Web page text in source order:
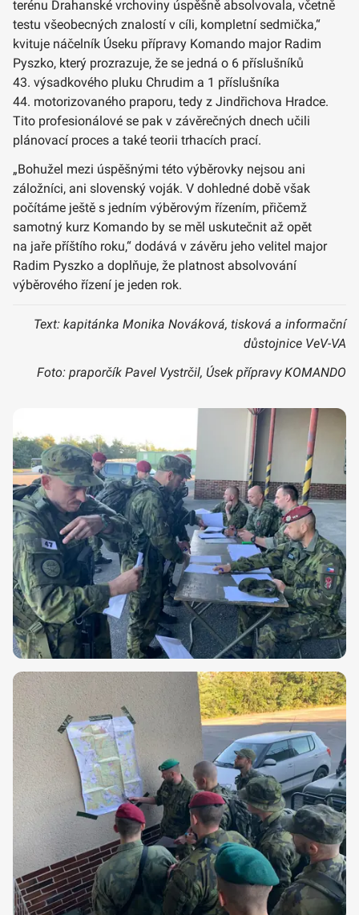
terénu Drahanské vrchoviny úspěšně absolvovala, včetně
testu všeobecných znalostí v cíli, kompletní sedmička,“
kvituje náčelník Úseku přípravy Komando major Radim
Pyszko, který prozrazuje, že se jedná o 6 příslušníků
43. výsadkového pluku Chrudim a 1 příslušníka
44. motorizovaného praporu, tedy z Jindřichova Hradce.
Tito profesionálové se pak v závěrečných dnech učili
plánovací proces a také teorii trhacích prací.
„Bohužel mezi úspěšnými této výběrovky nejsou ani
záložníci, ani slovenský voják. V dohledné době však
počítáme ještě s jedním výběrovým řízením, přičemž
samotný kurz Komando by se měl uskutečnit až opět
na jaře příštího roku,“ dodává v závěru jeho velitel major
Radim Pyszko a doplňuje, že platnost absolvování
výběrového řízení je jeden rok.
Text: kapitánka Monika Nováková, tisková a informační
důstojnice VeV-VA
Foto: praporčík Pavel Vystrčil, Úsek přípravy KOMANDO